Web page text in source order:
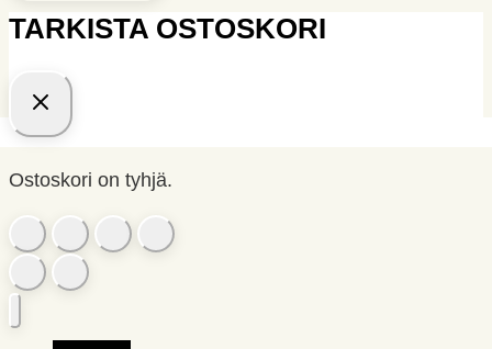
TARKISTA OSTOSKORI
Ostoskori on tyhjä.